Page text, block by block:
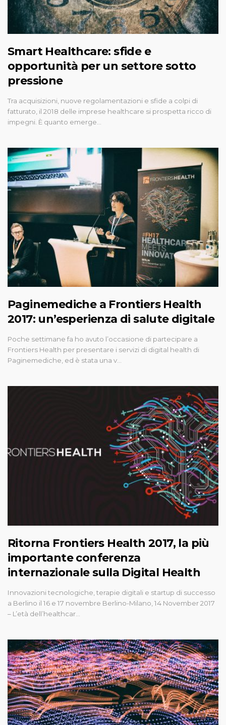
Smart Healthcare: sfide e
opportunità per un settore sotto
pressione
Tra acquisizioni, nuove regolamentazioni e sfide a colpi di
fatturato, il 2018 delle imprese healthcare si prospetta ricco di
impegni. È quanto emerge…
Paginemediche a Frontiers Health
2017: un’esperienza di salute digitale
Poche settimane fa ho avuto l’occasione di partecipare a
Frontiers Health per presentare i servizi di digital health di
Paginemediche, ed è stata una v…
Ritorna Frontiers Health 2017, la più
importante conferenza
internazionale sulla Digital Health
Innovazioni tecnologiche, terapie digitali e startup di successo
a Berlino il 16 e 17 novembre Berlino-Milano, 14 November 2017
– L’età dell’healthcar…